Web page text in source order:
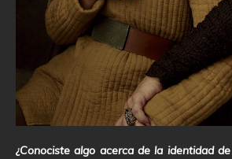
¿Conociste algo acerca de la identidad